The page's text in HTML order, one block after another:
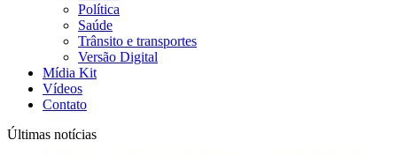
Política
Saúde
Trânsito e transportes
Versão Digital
Mídia Kit
Vídeos
Contato
Últimas notícias